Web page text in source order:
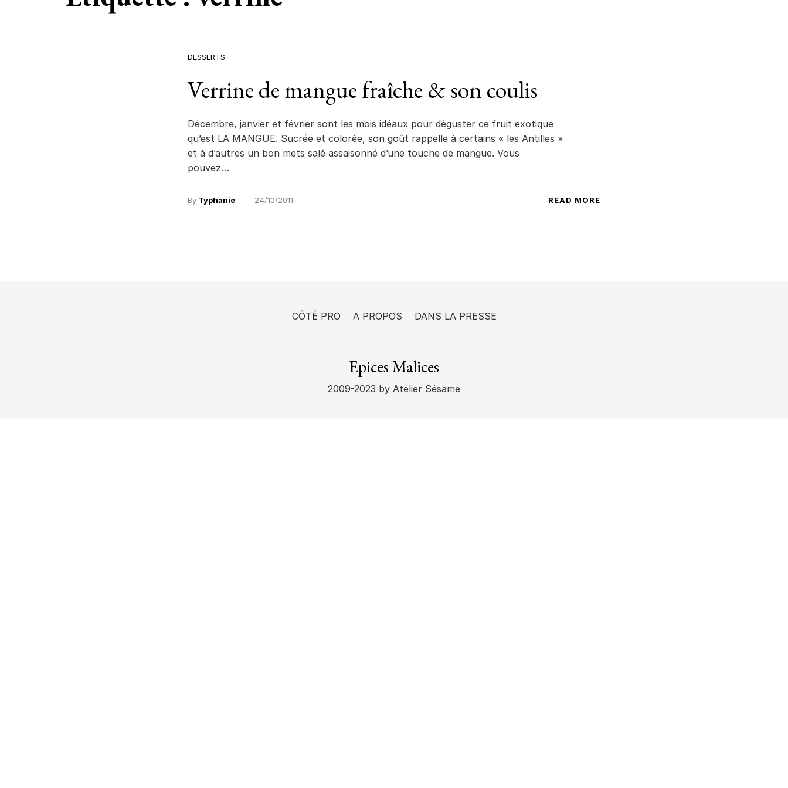
DESSERTS
Verrine de mangue fraîche & son coulis
Décembre, janvier et février sont les mois idéaux pour déguster ce fruit exotique
qu’est LA MANGUE. Sucrée et colorée, son goût rappelle à certains « les Antilles »
et à d’autres un bon mets salé assaisonné d’une touche de mangue. Vous
pouvez…
By Typhanie 24/10/2011 READ MORE
CÔTÉ PRO A PROPOS DANS LA PRESSE
Epices Malices
2009-2023 by Atelier Sésame